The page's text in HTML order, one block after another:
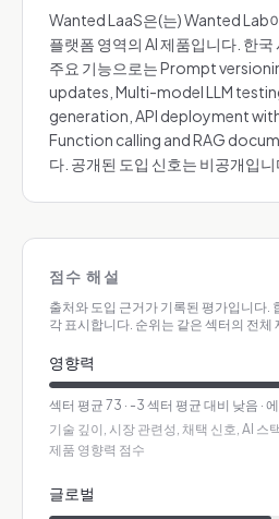
Wanted LaaS은(는) Wanted Lab
플랫폼 영역의 AI 제품입니다. 한국
주요 기능으로는 Prompt
updates, Multi-model LLM
generation, API deployment
Function calling and RAG
다. 공개된 도입 신호는 비공개입니
점수 해설
출처와 도입 근거가 기록된 평가입니다.
각 표시합니다. 순위는 같은 섹터의 전체
영향력
섹터 평균 73 · -3 섹터 평균 대비 낮음 ·
기술 깊이, 시장 관련성, 채택 신호, AI 스
제품 영향력 점수
글로벌